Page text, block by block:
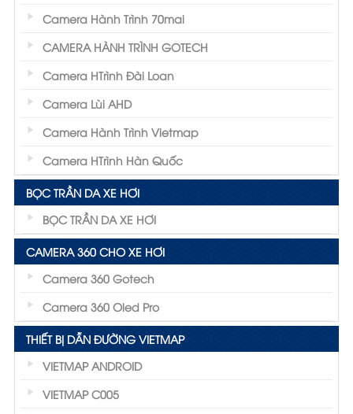
Camera Hành Trình 70mai
CAMERA HÀNH TRÌNH GOTECH
Camera HTrình Đài Loan
Camera Lùi AHD
Camera Hành Trình Vietmap
Camera HTrình Hàn Quốc
BỌC TRẦN DA XE HƠI
BỌC TRẦN DA XE HƠI
CAMERA 360 CHO XE HƠI
Camera 360 Gotech
Camera 360 Oled Pro
THIẾT BỊ DẪN ĐƯỜNG VIETMAP
VIETMAP ANDROID
VIETMAP C005